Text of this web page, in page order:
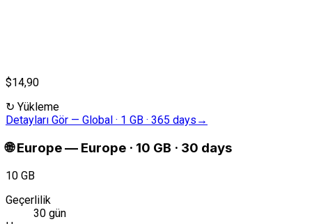
$14,90
↻ Yükleme
Detayları Gör — Global · 1 GB · 365 days →
🌐 Europe— Europe · 10 GB · 30 days
10 GB
Geçerlilik
30 gün